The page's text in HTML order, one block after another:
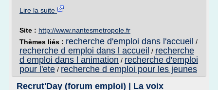
Lire la suite
Site : http://www.nantesmetropole.fr
Thèmes liés : recherche d'emploi dans l'accueil /
recherche d emploi dans l accueil / recherche
d emploi dans l animation / recherche d'emploi
pour l'ete / recherche d emploi pour les jeunes
Recrut'Day (forum emploi) | La voix